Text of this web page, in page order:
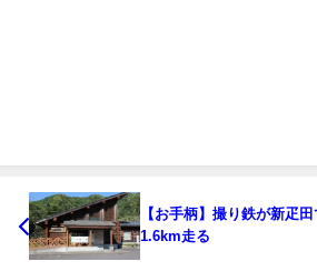
【お手柄】撮り鉄が新疋
1.6km走る